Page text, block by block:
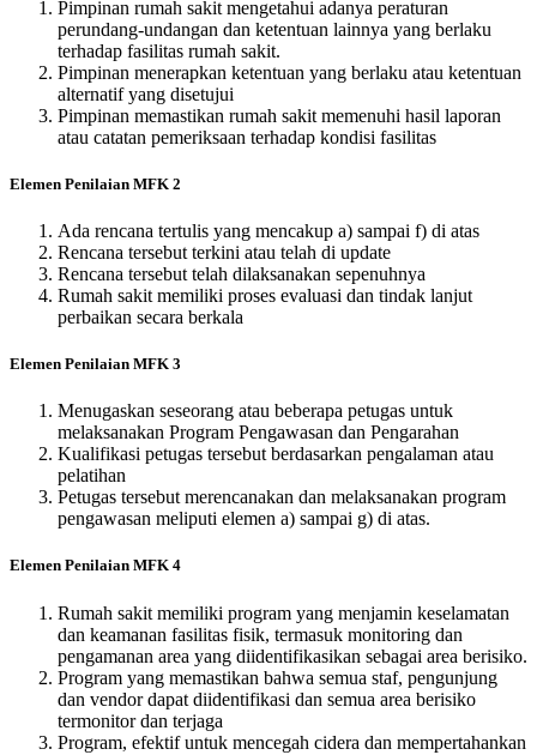
Pimpinan rumah sakit mengetahui adanya peraturan
perundang-undangan dan ketentuan lainnya yang berlaku
terhadap fasilitas rumah sakit.
Pimpinan menerapkan ketentuan yang berlaku atau ketentuan
alternatif yang disetujui
Pimpinan memastikan rumah sakit memenuhi hasil laporan
atau catatan pemeriksaan terhadap kondisi fasilitas
Elemen Penilaian MFK 2
Ada rencana tertulis yang mencakup a) sampai f) di atas
Rencana tersebut terkini atau telah di update
Rencana tersebut telah dilaksanakan sepenuhnya
Rumah sakit memiliki proses evaluasi dan tindak lanjut
perbaikan secara berkala
Elemen Penilaian MFK 3
Menugaskan seseorang atau beberapa petugas untuk
melaksanakan Program Pengawasan dan Pengarahan
Kualifikasi petugas tersebut berdasarkan pengalaman atau
pelatihan
Petugas tersebut merencanakan dan melaksanakan program
pengawasan meliputi elemen a) sampai g) di atas.
Elemen Penilaian MFK 4
Rumah sakit memiliki program yang menjamin keselamatan
dan keamanan fasilitas fisik, termasuk monitoring dan
pengamanan area yang diidentifikasikan sebagai area berisiko.
Program yang memastikan bahwa semua staf, pengunjung
dan vendor dapat diidentifikasi dan semua area berisiko
termonitor dan terjaga
Program, efektif untuk mencegah cidera dan mempertahankan